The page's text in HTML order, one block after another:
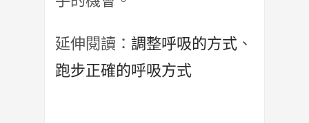
延伸閱讀： 調整呼吸的方式 、
跑步正確的呼吸方式